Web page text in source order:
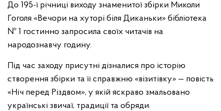
До 195-ї річниці виходу знаменитої збірки Миколи
Гоголя «Вечори на хуторі біля Диканьки» бібліотека
№ 1 гостинно запросила своїх читачів на
народознавчу годину.
Під час заходу присутні дізналися про історію
створення збірки та її справжню «візитівку» — повість
«Ніч перед Різдвом», у якій яскраво змальовано
українські звичаї, традиції та обряди.